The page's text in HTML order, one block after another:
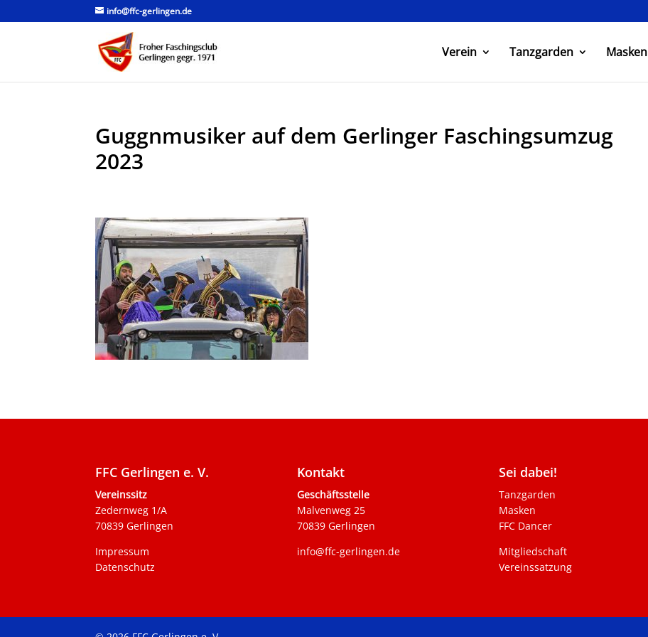
info@ffc-gerlingen.de
Verein Tanzgarden Masken
Guggnmusiker auf dem Gerlinger Faschingsumzug
2023
FFC Gerlingen e. V.
Vereinssitz
Zedernweg 1/A
70839 Gerlingen
Impressum
Datenschutz
Kontakt
Geschäftsstelle
Malvenweg 25
70839 Gerlingen
info@ffc-gerlingen.de
Sei dabei!
Tanzgarden
Masken
FFC Dancer
Mitgliedschaft
Vereinssatzung